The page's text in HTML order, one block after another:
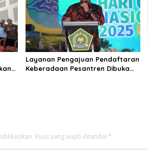
Layanan Pengajuan Pendaftaran
Keberadaan Pesantren Dibuka
Ruas yang wajib ditandai *